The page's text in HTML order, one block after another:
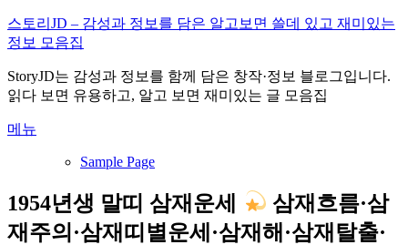
내
용
로
바
가
스토리JD – 감성과 정보를 담은 알고보면 쓸데 있고 재미있는
정보 모음집
StoryJD는 감성과 정보를 함께 담은 창작·정보 블로그입니다.
읽다 보면 유용하고, 알고 보면 재미있는 글 모음집
메뉴
Sample Page
1954년생 말띠 삼재운세
삼재흐름·삼
재주의·삼재띠별운세·삼재해·삼재탈출·